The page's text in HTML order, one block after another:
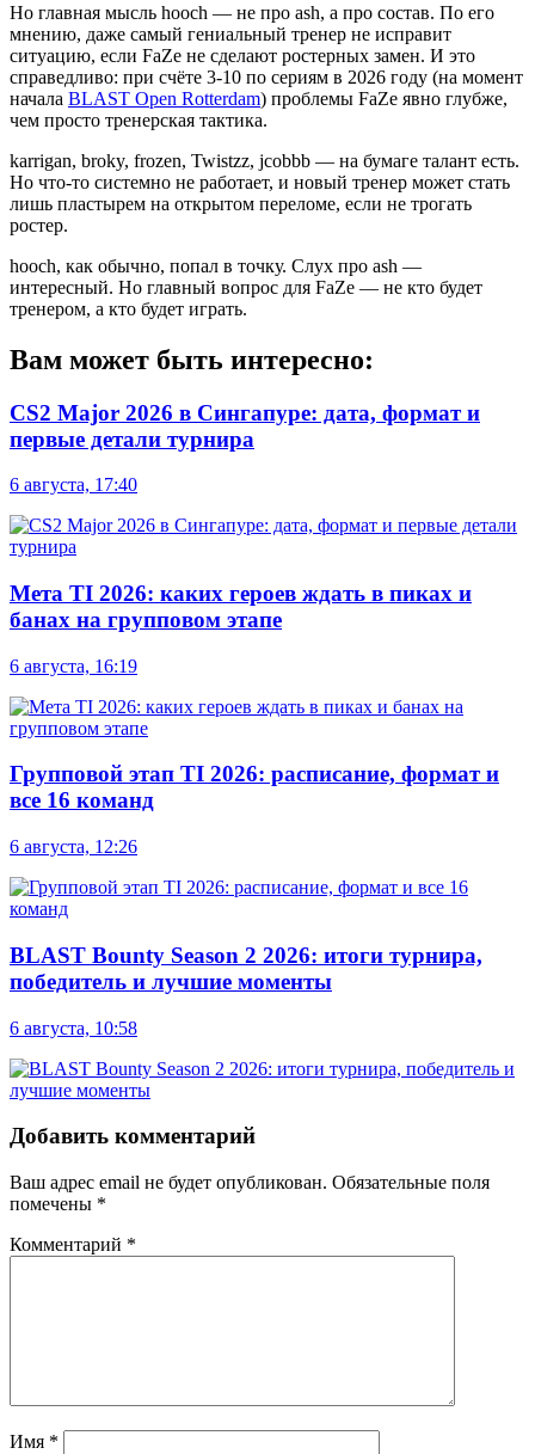
Но главная мысль hooch — не про ash, а про состав. По его
мнению, даже самый гениальный тренер не исправит
ситуацию, если FaZe не сделают ростерных замен. И это
справедливо: при счёте 3-10 по сериям в 2026 году (на момент
начала BLAST Open Rotterdam) проблемы FaZe явно глубже,
чем просто тренерская тактика.
karrigan, broky, frozen, Twistzz, jcobbb — на бумаге талант есть.
Но что-то системно не работает, и новый тренер может стать
лишь пластырем на открытом переломе, если не трогать
ростер.
hooch, как обычно, попал в точку. Слух про ash —
интересный. Но главный вопрос для FaZe — не кто будет
тренером, а кто будет играть.
Вам может быть интересно:
CS2 Major 2026 в Сингапуре: дата, формат и
первые детали турнира
6 августа, 17:40
Мета TI 2026: каких героев ждать в пиках и
банах на групповом этапе
6 августа, 16:19
Групповой этап TI 2026: расписание, формат и
все 16 команд
6 августа, 12:26
BLAST Bounty Season 2 2026: итоги турнира,
победитель и лучшие моменты
6 августа, 10:58
Добавить комментарий
Ваш адрес email не будет опубликован. Обязательные поля
помечены *
Комментарий *
Имя *